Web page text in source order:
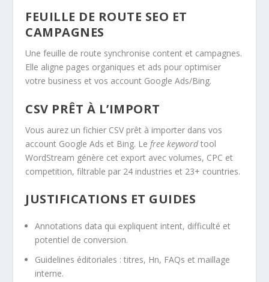
FEUILLE DE ROUTE SEO ET
CAMPAGNES
Une feuille de route synchronise content et campagnes.
Elle aligne pages organiques et ads pour optimiser
votre business et vos account Google Ads/Bing.
CSV PRÊT À L’IMPORT
Vous aurez un fichier CSV prêt à importer dans vos
account Google Ads et Bing. Le free keywordtool
WordStream génère cet export avec volumes, CPC et
competition, filtrable par 24 industries et 23+ countries.
JUSTIFICATIONS ET GUIDES
Annotations data qui expliquent intent, difficulté et
potentiel de conversion.
Guidelines éditoriales : titres, Hn, FAQs et maillage
interne.